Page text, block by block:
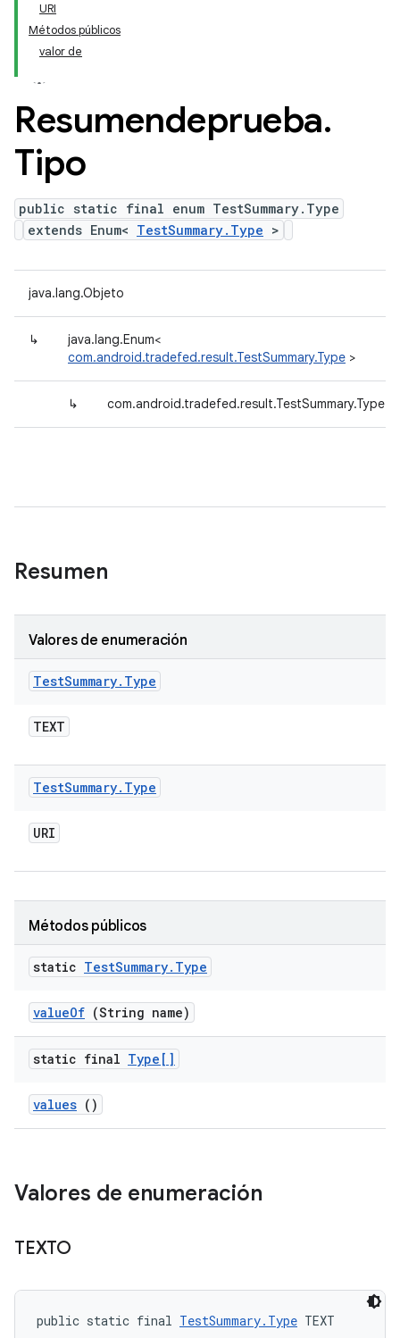
URI
Métodos públicos
valor de
Resumendeprueba.
Tipo
public static final enum TestSummary.Type
extends Enum< TestSummary.Type >
java.lang.Objeto
↳
java.lang.Enum<
com.android.tradefed.result.TestSummary.Type >
↳ com.android.tradefed.result.TestSummary.Type
Resumen
Valores de enumeración
TestSummary. Type
TEXT
TestSummary. Type
URI
Métodos públicos
static TestSummary. Type
valueOf (String name)
static final Type[]
values ()
Valores de enumeración
TEXTO
public static final TestSummary.Type TEXT